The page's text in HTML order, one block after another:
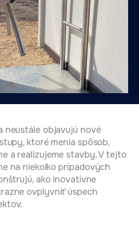
neustále objavujú nové
ktoré menia spôsob,
a realizujeme stavby. V tejto
na niekoľko prípadových
ako inovatívne
ovplyvniť úspech